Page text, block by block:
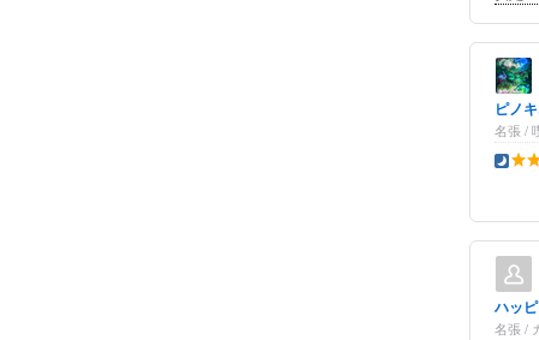
ピノ
名張 /
夜の
ハッ
名張 /